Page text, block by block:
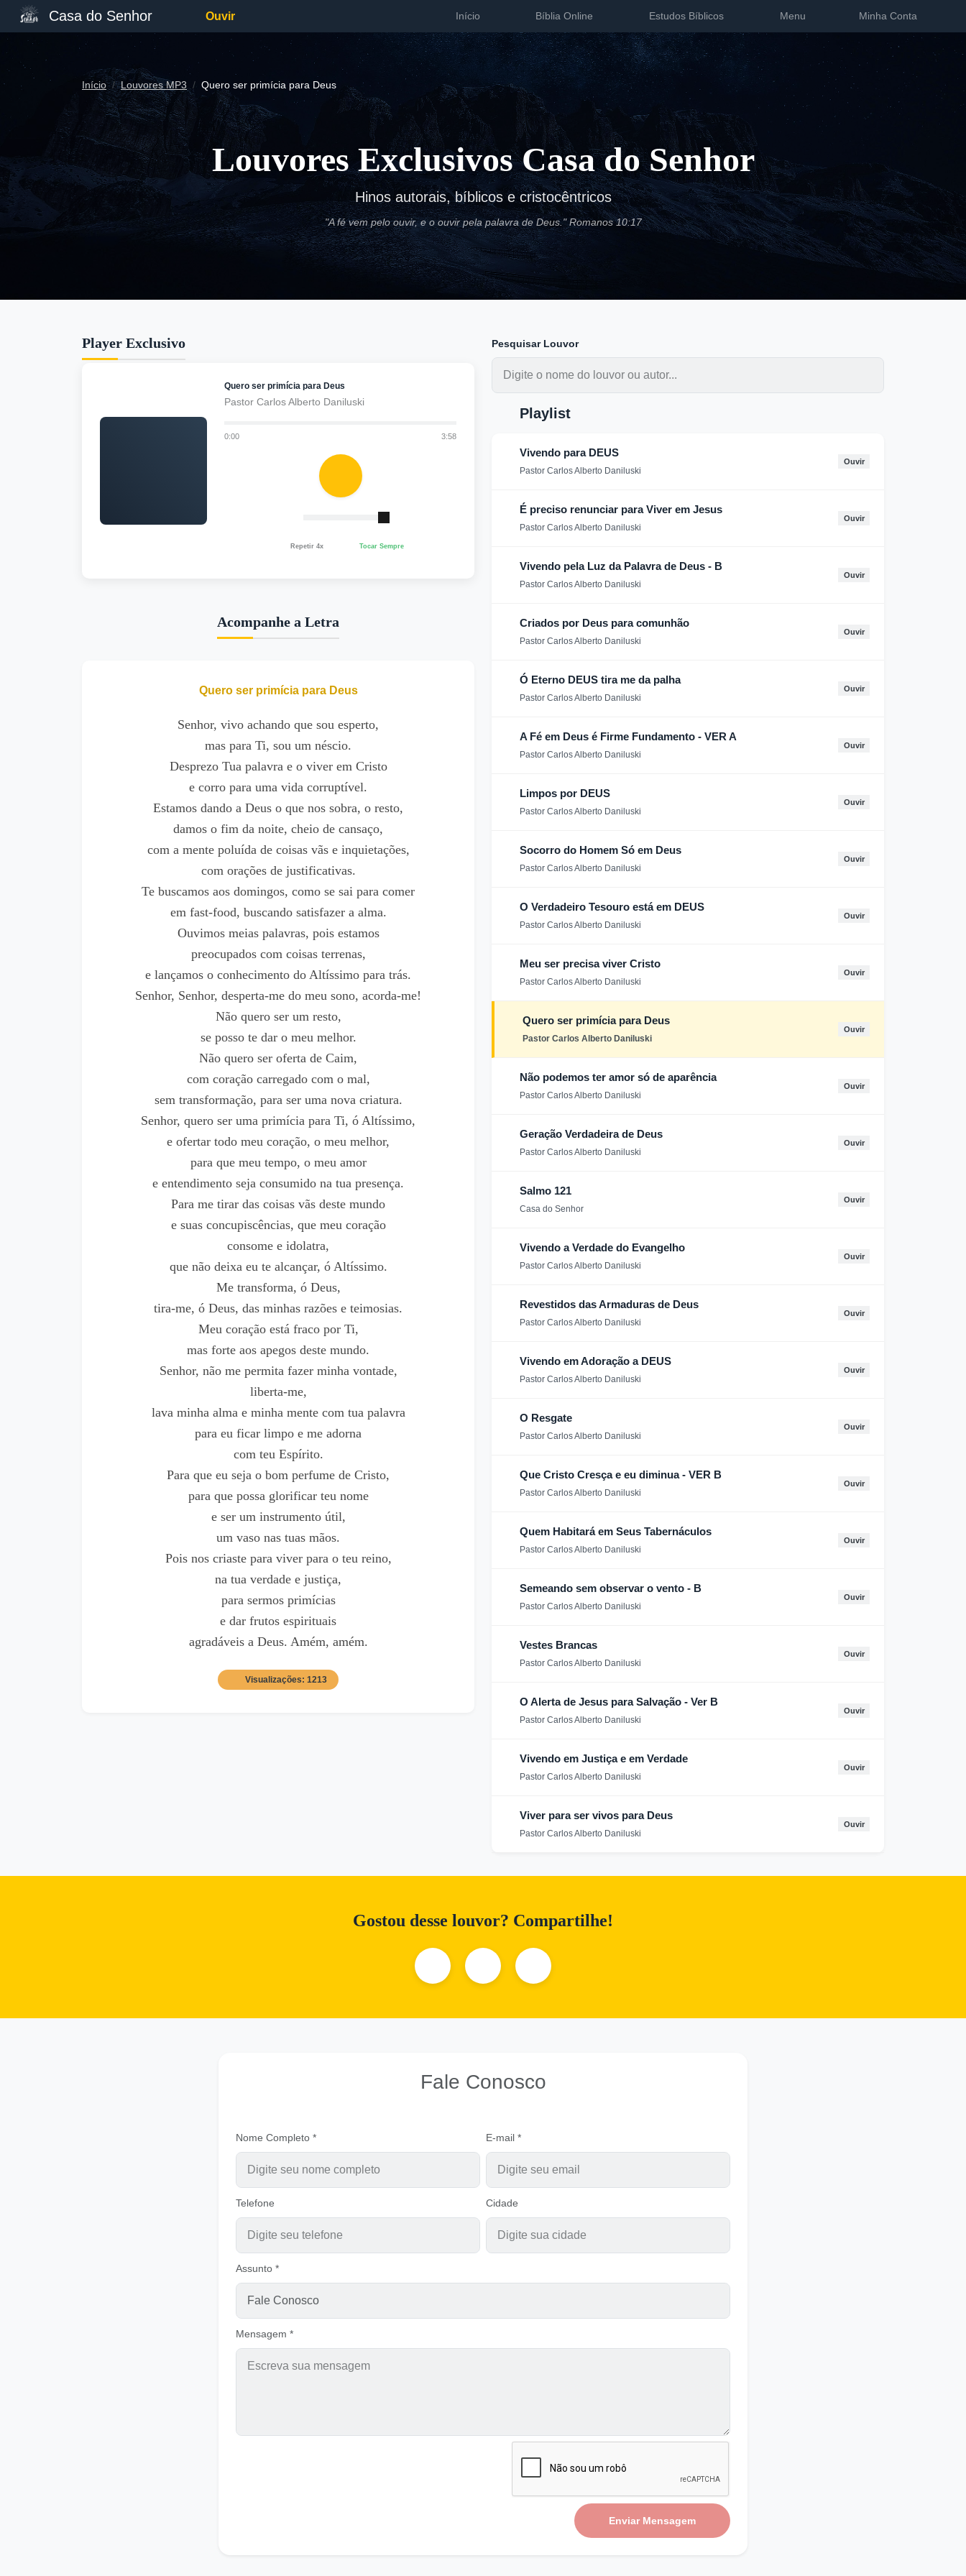
Casa do Senhor Ouvir Início Bíblia Online Estudos Bíblicos Menu Minha Conta
Início Louvores MP3 Quero ser primícia para Deus
Louvores Exclusivos Casa do Senhor
Hinos autorais, bíblicos e cristocêntricos
"A fé vem pelo ouvir, e o ouvir pela palavra de Deus." Romanos 10:17
Player Exclusivo
Quero ser primícia para Deus
Pastor Carlos Alberto Daniluski
0:00 3:58
Repetir 4x Tocar Sempre
Acompanhe a Letra
Quero ser primícia para Deus
Senhor, vivo achando que sou esperto,
mas para Ti, sou um néscio.
Desprezo Tua palavra e o viver em Cristo
e corro para uma vida corruptível.
Estamos dando a Deus o que nos sobra, o resto,
damos o fim da noite, cheio de cansaço,
com a mente poluída de coisas vãs e inquietações,
com orações de justificativas.
Te buscamos aos domingos, como se sai para comer
em fast-food, buscando satisfazer a alma.
Ouvimos meias palavras, pois estamos
preocupados com coisas terrenas,
e lançamos o conhecimento do Altíssimo para trás.
Senhor, Senhor, desperta-me do meu sono, acorda-me!
Não quero ser um resto,
se posso te dar o meu melhor.
Não quero ser oferta de Caim,
com coração carregado com o mal,
sem transformação, para ser uma nova criatura.
Senhor, quero ser uma primícia para Ti, ó Altíssimo,
e ofertar todo meu coração, o meu melhor,
para que meu tempo, o meu amor
e entendimento seja consumido na tua presença.
Para me tirar das coisas vãs deste mundo
e suas concupiscências, que meu coração
consome e idolatra,
que não deixa eu te alcançar, ó Altíssimo.
Me transforma, ó Deus,
tira-me, ó Deus, das minhas razões e teimosias.
Meu coração está fraco por Ti,
mas forte aos apegos deste mundo.
Senhor, não me permita fazer minha vontade,
liberta-me,
lava minha alma e minha mente com tua palavra
para eu ficar limpo e me adorna
com teu Espírito.
Para que eu seja o bom perfume de Cristo,
para que possa glorificar teu nome
e ser um instrumento útil,
um vaso nas tuas mãos.
Pois nos criaste para viver para o teu reino,
na tua verdade e justiça,
para sermos primícias
e dar frutos espirituais
agradáveis a Deus. Amém, amém.
Visualizações: 1213
Pesquisar Louvor
Playlist
Vivendo para DEUS
Pastor Carlos Alberto Daniluski
Ouvir
É preciso renunciar para Viver em Jesus
Pastor Carlos Alberto Daniluski
Ouvir
Vivendo pela Luz da Palavra de Deus - B
Pastor Carlos Alberto Daniluski
Ouvir
Criados por Deus para comunhão
Pastor Carlos Alberto Daniluski
Ouvir
Ó Eterno DEUS tira me da palha
Pastor Carlos Alberto Daniluski
Ouvir
A Fé em Deus é Firme Fundamento - VER A
Pastor Carlos Alberto Daniluski
Ouvir
Limpos por DEUS
Pastor Carlos Alberto Daniluski
Ouvir
Socorro do Homem Só em Deus
Pastor Carlos Alberto Daniluski
Ouvir
O Verdadeiro Tesouro está em DEUS
Pastor Carlos Alberto Daniluski
Ouvir
Meu ser precisa viver Cristo
Pastor Carlos Alberto Daniluski
Ouvir
Quero ser primícia para Deus
Pastor Carlos Alberto Daniluski
Ouvir
Não podemos ter amor só de aparência
Pastor Carlos Alberto Daniluski
Ouvir
Geração Verdadeira de Deus
Pastor Carlos Alberto Daniluski
Ouvir
Salmo 121
Casa do Senhor
Ouvir
Vivendo a Verdade do Evangelho
Pastor Carlos Alberto Daniluski
Ouvir
Revestidos das Armaduras de Deus
Pastor Carlos Alberto Daniluski
Ouvir
Vivendo em Adoração a DEUS
Pastor Carlos Alberto Daniluski
Ouvir
O Resgate
Pastor Carlos Alberto Daniluski
Ouvir
Que Cristo Cresça e eu diminua - VER B
Pastor Carlos Alberto Daniluski
Ouvir
Quem Habitará em Seus Tabernáculos
Pastor Carlos Alberto Daniluski
Ouvir
Semeando sem observar o vento - B
Pastor Carlos Alberto Daniluski
Ouvir
Vestes Brancas
Pastor Carlos Alberto Daniluski
Ouvir
O Alerta de Jesus para Salvação - Ver B
Pastor Carlos Alberto Daniluski
Ouvir
Vivendo em Justiça e em Verdade
Pastor Carlos Alberto Daniluski
Ouvir
Viver para ser vivos para Deus
Pastor Carlos Alberto Daniluski
Ouvir
Gostou desse louvor? Compartilhe!
Fale Conosco
Nome Completo * E-mail *
Telefone Cidade
Assunto *
Mensagem *
Enviar Mensagem